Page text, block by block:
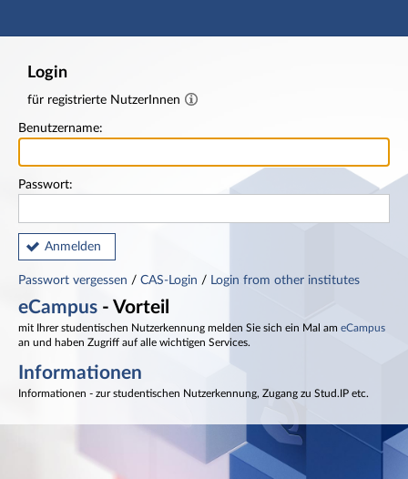
Hauptnavigation
Login
für registrierte NutzerInnen
Benutzername:
Passwort:
Anmelden
Passwort vergessen / CAS-Login / Login from other institutes
eCampus - Vorteil
mit Ihrer studentischen Nutzerkennung melden Sie sich ein Mal am eCampus
an und haben Zugriff auf alle wichtigen Services.
Informationen
Informationen - zur studentischen Nutzerkennung, Zugang zu Stud.IP etc.